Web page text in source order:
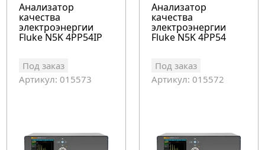
Анализатор
качества
электроэнергии
Fluke N5K 4PP54IP
Под заказ
Артикул: 015573
Анализатор
качества
электроэнергии
Fluke N5K 4PP54
Под заказ
Артикул: 015572